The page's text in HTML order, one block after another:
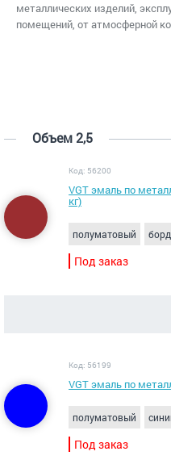
металлических изделий,
помещений, от атмосферной
Объем 2,5
Код: 56200
VGT эмаль по
кг)
полуматовый
Под заказ
Код: 56199
VGT эмаль по
полуматовый
Под заказ